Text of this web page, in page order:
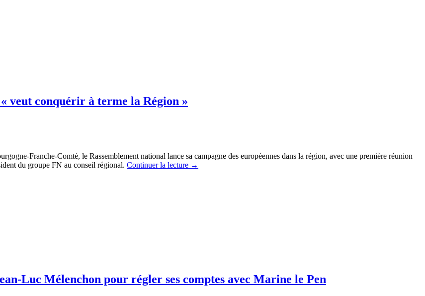
veut conquérir à terme la Région »
Franche-Comté, le Rassemblement national lance sa campagne des européennes dans la région, avec une première réunion
du groupe FN au conseil régional. Continuer la lecture →
Luc Mélenchon pour régler ses comptes avec Marine le Pen